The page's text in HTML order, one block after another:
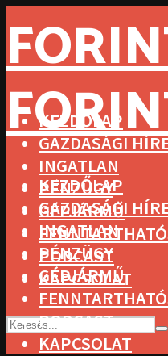
KEZDŐLAP
GAZDASÁGI
INGATLAN
PÉNZÜGY
GÉPJÁRMŰ
PODCAST
KAPCSOLAT
KEZDŐLAP
GAZDASÁGI
INGATLAN
PÉNZÜGY
GÉPJÁRMŰ
PODCAST
KAPCSOLAT